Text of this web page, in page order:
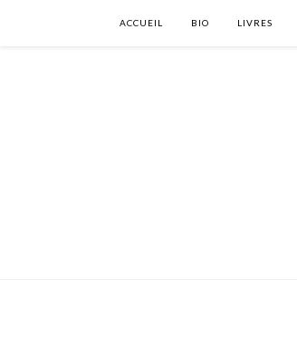
ACCUEIL BIO LIVRES